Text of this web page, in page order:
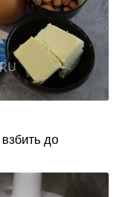
до